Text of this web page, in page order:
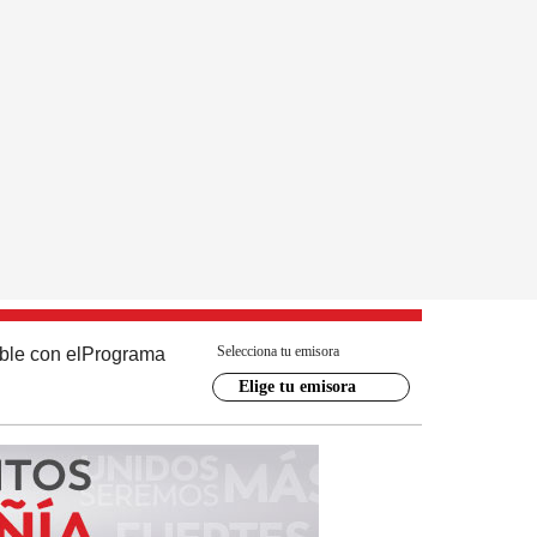
con el Programa Selecciona tu emisora
Elige tu emisora